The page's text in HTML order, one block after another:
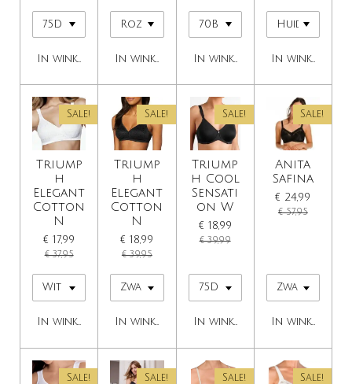
In winkelwagenIn winkelwagenIn winkelwagenIn
Sale!
Triump
h
Elegant
Cotton
N
€ 17,99
€ 37,95
In winkelwagen
Sale!
Triump
h
Elegant
Cotton
N
€ 18,99
€ 39,95
In winkelwagen
Sale!
Triump
h Cool
Sensati
on W
€ 18,99
€ 39,99
In winkelwagen
Sale!
Anita
Safina
€ 24,99
€ 57,95
In
Sale! Sale! Sale! Sale!